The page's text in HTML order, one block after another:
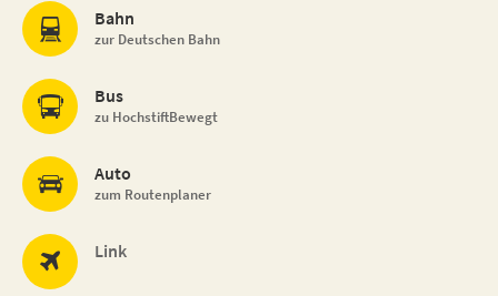
Bahn
zur Deutschen Bahn
Bus
zu HochstiftBewegt
Auto
zum Routenplaner
Link